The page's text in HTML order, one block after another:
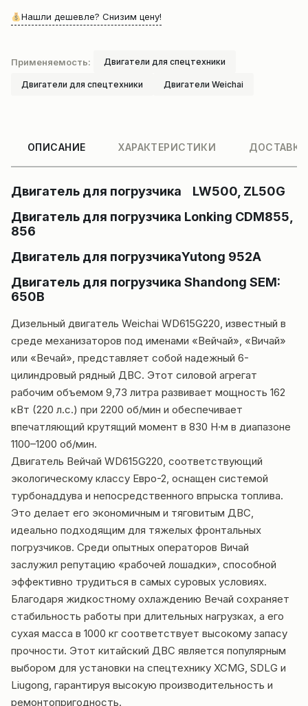
Нашли дешевле? Снизим цену!
Применяемость: Двигатели для спецтехники
Двигатели для спецтехники Двигатели Weichai
ОПИСАНИЕ ХАРАКТЕРИСТИКИ
Двигатель для погрузчика LW500, ZL50G
Двигатель для погрузчика Lonking CDM855,
856
Двигатель для погрузчикаYutong 952A
Двигатель для погрузчика Shandong SEM:
650B
Дизельный двигатель Weichai WD615G220, известный в
среде механизаторов под именами «Вейчай», «Вичай»
или «Вечай», представляет собой надежный 6-
цилиндровый рядный ДВС. Этот силовой агрегат
рабочим объемом 9,73 литра развивает мощность 162
кВт (220 л.с.) при 2200 об/мин и обеспечивает
впечатляющий крутящий момент в 830 Н·м в диапазоне
1100–1200 об/мин.
Двигатель Вейчай WD615G220, соответствующий
экологическому классу Евро-2, оснащен системой
турбонаддува и непосредственного впрыска топлива.
Это делает его экономичным и тяговитым ДВС,
идеально подходящим для тяжелых фронтальных
погрузчиков. Среди опытных операторов Вичай
заслужил репутацию «рабочей лошадки», способной
эффективно трудиться в самых суровых условиях.
Благодаря жидкостному охлаждению Вечай сохраняет
стабильность работы при длительных нагрузках, а его
сухая масса в 1000 кг соответствует высокому запасу
прочности. Этот китайский ДВС является популярным
выбором для установки на спецтехнику XCMG, SDLG и
Liugong, гарантируя высокую производительность и
ремонтопригодность.